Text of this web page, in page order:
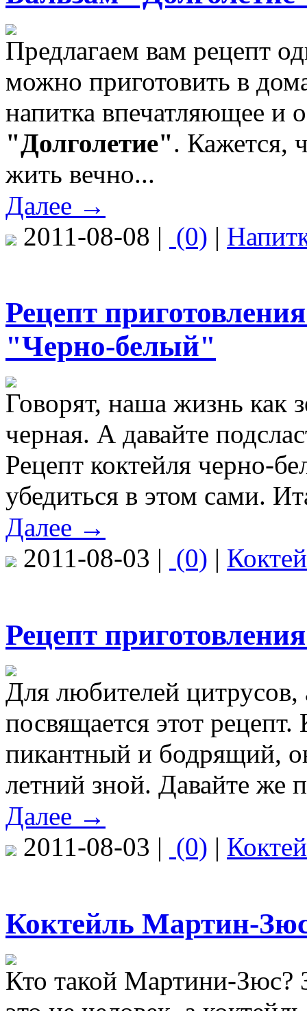
Предлагаем вам рецепт
можно приготовить в
напитка впечатляющее и
"Долголетие". Кажется,
жить вечно...
Далее →
2011-08-08 | (0) |
Рецепт
"Черно-белый"
Говорят, наша жизнь как
черная. А давайте
Рецепт коктейля черно-
убедиться в этом сами.
Далее →
2011-08-03 | (0) |
Рецепт
Для любителей
посвящается этот
пикантный и бодрящий,
летний зной. Давайте же
Далее →
2011-08-03 | (0) |
Коктейль Мартин-
Кто такой Мартини-Зюс?